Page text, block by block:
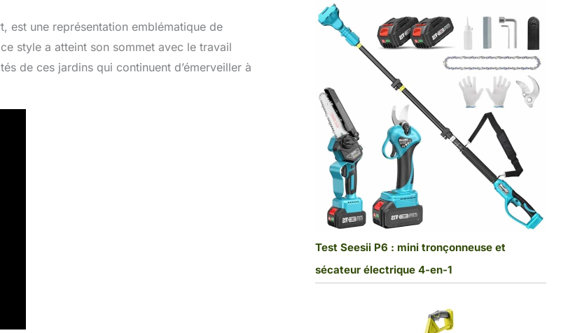
est une représentation emblématique de
style a atteint son sommet avec le travail
de ces jardins qui continuent d’émerveiller à
Test Seesii P6 : mini tronçonneuse et
sécateur électrique 4-en-1